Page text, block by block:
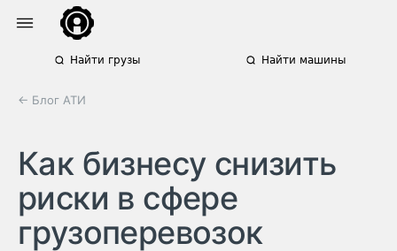
Найти грузы Найти машины
← Блог АТИ
Как бизнесу снизить
риски в сфере
грузоперевозок